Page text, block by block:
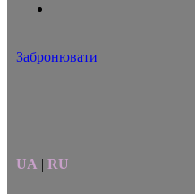
Забронювати
UA | RU